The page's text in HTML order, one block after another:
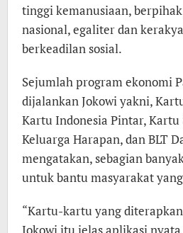
tinggi kemanusiaan,
nasional, egaliter dan
berkeadilan sosial.
Sejumlah program ekonomi
dijalankan Jokowi yakni,
Kartu Indonesia Pintar, Kartu
Keluarga Harapan, dan BLT
mengatakan, sebagian
untuk bantu masyarakat
“Kartu-kartu yang